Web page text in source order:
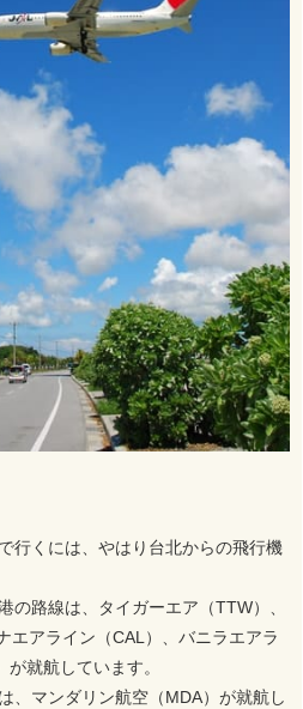
行くには、やはり台北からの飛行機
の路線は、タイガーエア（TTW）、
エアライン（CAL）、バニラエアラ
就航しています。
、マンダリン航空（MDA）が就航し